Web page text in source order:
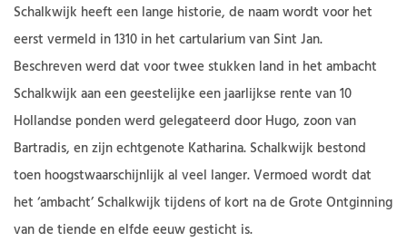
Schalkwijk heeft een lange historie, de naam wordt voor het
eerst vermeld in 1310 in het cartularium van Sint Jan.
Beschreven werd dat voor twee stukken land in het ambacht
Schalkwijk aan een geestelijke een jaarlijkse rente van 10
Hollandse ponden werd gelegateerd door Hugo, zoon van
Bartradis, en zijn echtgenote Katharina. Schalkwijk bestond
toen hoogstwaarschijnlijk al veel langer. Vermoed wordt dat
het ‘ambacht’ Schalkwijk tijdens of kort na de Grote Ontginning
van de tiende en elfde eeuw gesticht is.